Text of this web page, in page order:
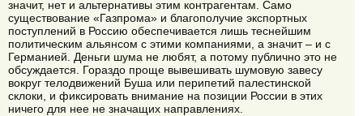
значит, нет и альтернативы этим контрагентам. Само
существование «Газпрома» и благополучие экспортных
поступлений в Россию обеспечивается лишь теснейшим
политическим альянсом с этими компаниями, а значит – и с
Германией. Деньги шума не любят, а потому публично это не
обсуждается. Гораздо проще вывешивать шумовую завесу
вокруг телодвижений Буша или перипетий палестинской
склоки, и фиксировать внимание на позиции России в этих
ничего для нее не значащих направлениях.